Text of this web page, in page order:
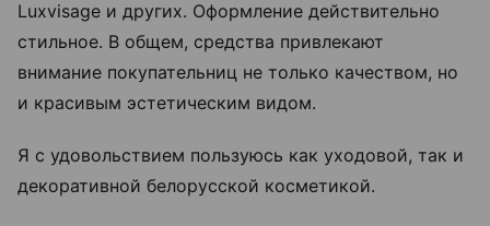
Luxvisage и других. Оформление действительно
стильное. В общем, средства привлекают
внимание покупательниц не только качеством, но
и красивым эстетическим видом.
Я с удовольствием пользуюсь как уходовой, так и
декоративной белорусской косметикой.